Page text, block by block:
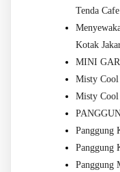
Tenda Cafe
Kotak
MINI
Misty Cool
Misty
Panggung
Panggung
Panggung